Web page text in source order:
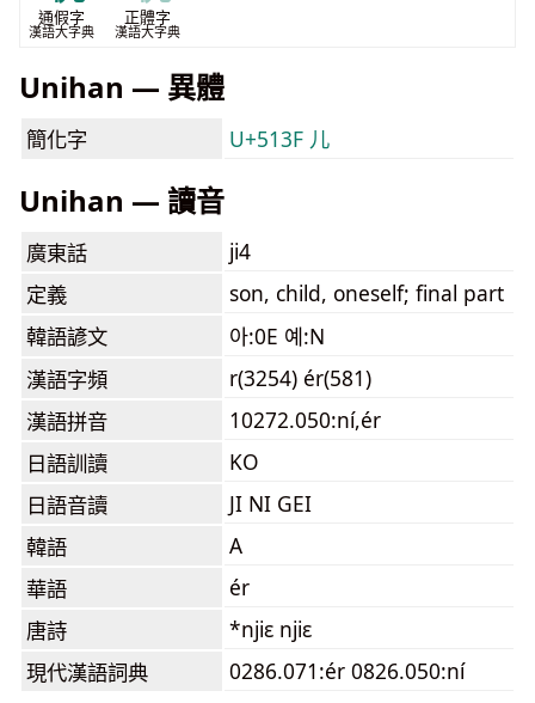
通假字
漢語大字典
正體字
漢語大字典
Unihan — 異體
簡化字 U+513F 儿
Unihan — 讀音
廣東話
ji4
定義
son, child, oneself; final part
韓語諺文
아:0E 예:N
漢語字頻
r(3254) ér(581)
漢語拼音
10272.050:ní,ér
日語訓讀
KO
日語音讀
JI NI GEI
韓語
A
華語
ér
唐詩
*njiɛ njiɛ
現代漢語詞典
0286.071:ér 0826.050:ní